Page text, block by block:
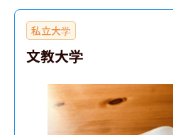
私立大学
文教大学